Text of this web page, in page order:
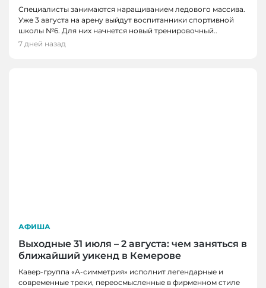
Специалисты занимаются наращиванием ледового массива.
Уже 3 августа на арену выйдут воспитанники спортивной
школы №6. Для них начнется новый тренировочный..
7 дней назад
АФИША
Выходные 31 июля – 2 августа: чем заняться в
ближайший уикенд в Кемерове
Кавер-группа «А-симметрия» исполнит легендарные и
современные треки, переосмысленные в фирменном стиле